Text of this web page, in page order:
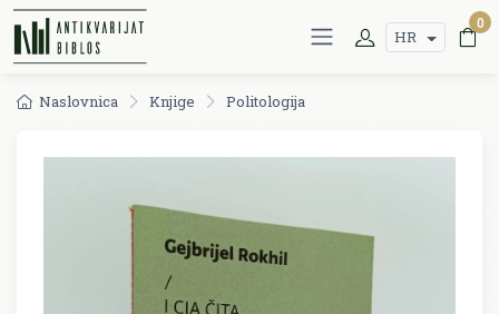
HR
0
Naslovnica Knjige Politologija